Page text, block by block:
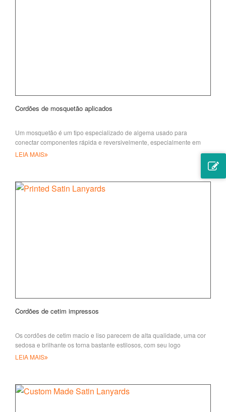
Cordões de mosquetão aplicados
Um mosquetão é um tipo especializado de algema usado para
conectar componentes rápida e reversivelmente, especialmente em
sistemas críticos de segurança
LEIA MAIS
Cordões de cetim impressos
Os cordões de cetim macio e liso parecem de alta qualidade, uma cor
sedosa e brilhante os torna bastante estilosos, com seu logo
personalizado impresso
LEIA MAIS